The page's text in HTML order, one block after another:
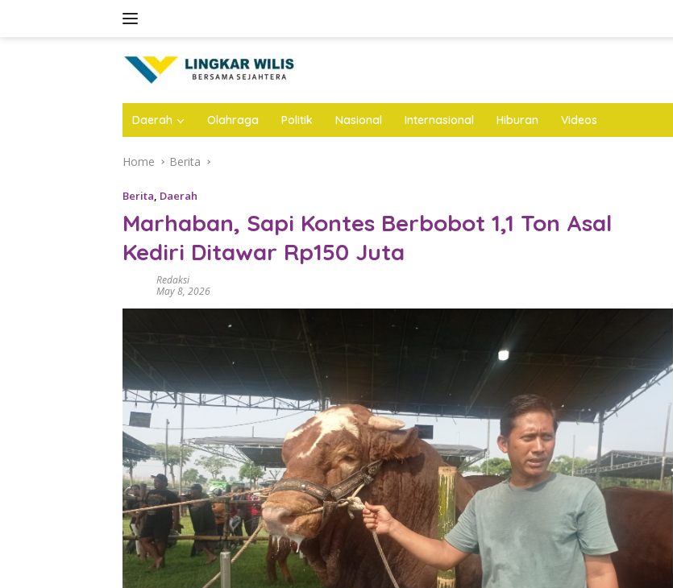
Daerah Olahraga Politik Nasional Internasional Hiburan Videos
Home Berita
Berita, Daerah
Marhaban, Sapi Kontes Berbobot 1,1 Ton Asal
Kediri Ditawar Rp150 Juta
Redaksi
May 8, 2026